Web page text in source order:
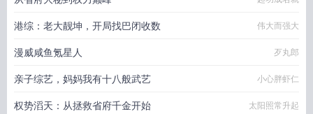
港综：老大靓坤，开局找巴闭收数 伟大而强大
漫威咸鱼氪星人 歹丸郎
亲子综艺，妈妈我有十八般武艺 小心胖虾仁
权势滔天：从拯救省府千金开始 太阳照常升起